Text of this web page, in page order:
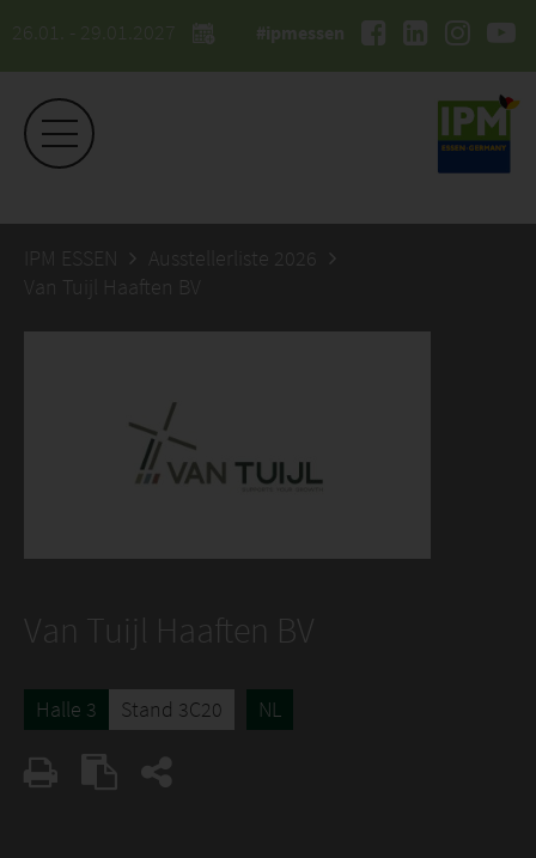
26.01. - 29.01.2027 #ipmessen
IPM ESSEN
Ausstellerliste 2026
Van Tuijl Haaften BV
Van Tuijl Haaften BV
Halle 3 Stand 3C20 NL